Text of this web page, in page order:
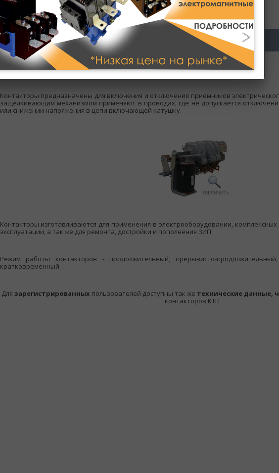
Полное описание Техническое описание Размеры
Контакторы предназначены для включения и отключения приёмников
защёлкивающим механизмом применяют в проводах, где не допускается
или снижении напряжения в цепи включающей катушку.
Контакторы изготавливаются для применения в электрооборудовании, комплексных
эксплуатации, а так же для ремонта, достройки и пополнения ЗИП.
Режим работы контакторов - продолжительный, прерывисто-
кратковременный.
Для зарегистрированных пользователей доступны так же технические данные,
контакторов КТП